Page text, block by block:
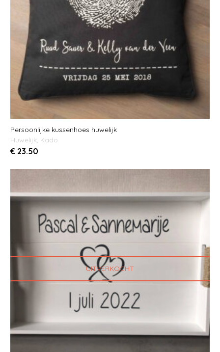
Persoonlijke kussenhoes huwelijk
Huwelijk, Kado
€ 23.50
UITVERKOCHT